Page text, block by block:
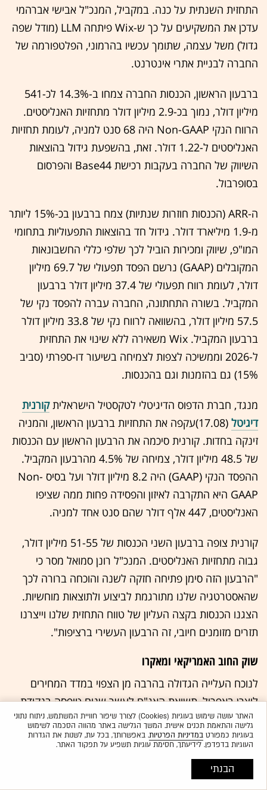
התחזית השנתית על כנה. במקביל, המנכ"ל אבישי אברהמי
עדכן את המשקיעים על כך ש-Wix פיתחה LLM (מודל שפה
גדול) משל עצמה, שתומך עכשיו בהרמוני, הפלטפורמה של
החברה לבניית אתרי אינטרנט.
ברבעון הראשון, הכנסות החברה צמחו ב-14.3% לכ-541
מיליון דולר, נמוך בכ-2.9 מיליון דולר מתחזיות האנליסטים.
הרווח הנקי Non-GAAP היה 68 סנט למניה, לעומת תחזיות
האנליסטים ל-1.22 דולר. זאת, בהשפעת גידול בהוצאות
השיווק של החברה בעקבות רכישת Base44 והפרסום
בסופרבול.
ה-ARR (הכנסות חוזרות שנתיות) צמח ברבעון בכ-15% ליותר
מ-1.9 מיליארד דולר. גידול חד בהוצאות התפעוליות בתחומי
המו"פ, שיווק ומכירות הוביל לכך שלפי כללי החשבונאות
המקובלים (GAAP) נרשם הפסד תפעולי של 69.7 מיליון
דולר, לעומת רווח תפעולי של 37.4 מיליון דולר ברבעון
המקביל. בשורה התחתונה, החברה עברה להפסד נקי של
57.5 מיליון דולר, בהשוואה לרווח נקי של 33.8 מיליון דולר
ברבעון המקביל. Wix משאירה ללא שינוי את התחזית
ל-2026 וממשיכה לצפות לצמיחה בשיעור דו-ספרתי (סביב
15%) גם בהזמנות וגם בהכנסות.
מנגד, חברת הדפוס הדיגיטלי לטקסטיל הישראליתקורנית
דיגיטל
(17.08)עקפה את התחזיות ברבעון הראשון, והמניה
זינקה בחדות. קורנית סיכמה את הרבעון הראשון עם הכנסות
של 48.5 מיליון דולר, צמיחה של 4.5% מהרבעון המקביל.
ההפסד הנקי (GAAP) היה 8.2 מיליון דולר ועל בסיס Non-
GAAP היא התקרבה לאיזון והפסידה פחות ממה שציפו
האנליסטים, 447 אלף דולר שהם סנט אחד למניה.
קורנית צופה ברבעון השני הכנסות של 51-55 מיליון דולר,
גבוה מתחזיות האנליסטים. המנכ"ל רונן סמואל מסר כי
"הרבעון הזה סימן פתיחה חזקה לשנה והוכחה ברורה לכך
שהאסטרטגיה שלנו מתורגמת לביצוע ולתוצאות מוחשיות.
הצגנו הכנסות בקצה העליון של טווח התחזית שלנו וייצרנו
תזרים מזומנים חיובי, זה הרבעון העשירי ברציפות".
שוק החוב האמריקאי ומאקרו
לנוכח העלייה הגדולה בהרבה מן הצפוי במדד המחירים
ליצרן באפריל, תשואת האג"ח לעשר שנים טיפסה בנקודת
בסיס אחת לרמה של 4.47% - הרמה הגבוהה ביותר מאז יולי
2025; התשואה ל-30 שנה טיפסה בכ-1.5 נקודות בסיס
האתר עושה שימוש בעוגיות (Cookies) לצורך שיפור חוויית המשתמש, ניתוח נתוני
גלישה והתאמת תכנים אישית. המשך הגלישה באתר מהווה הסכמה לשימוש
בעוגיות כמפורטבמדיניות הפרטיות. באפשרותך, בכל עת, לשנות את הגדרות
העוגיות בדפדפן. לידיעתך, חסימת עוגיות תשפיע על תפקוד האתר.
הבנתי